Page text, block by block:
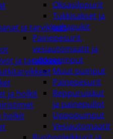
Oksasilppurit
Tukkisakset ja
sahapukit
Painepesurit,
vesiautomaatit ja
uppopumput
Muut pumput
Painepesurit
Reppuruiskut
ja painepullot
Uppopumput
Vesiautomaatit
ja tarvikkeet
ja tarvikkeet
ja holkit
holkit